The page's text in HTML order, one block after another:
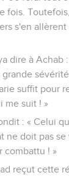
fois.
s'en
dire à Achab
suffit pour
me suit ! »
: « Celui
ne doit pas se
combattu ! »
reçut cette